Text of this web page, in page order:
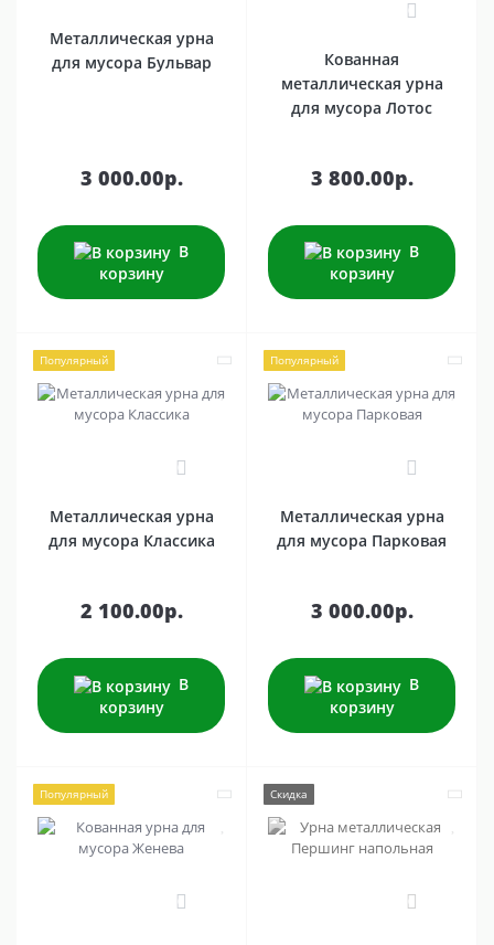
Металлическая урна
для мусора Бульвар
3 000.00р.
В
корзину
0
Кованная
металлическая урна
для мусора Лотос
3 800.00р.
В
корзину
Популярный
Металлическая урна
для мусора Классика
2 100.00р.
В
корзину
Популярный
Металлическая урна
для мусора Парковая
3 000.00р.
В
корзину
Популярный Скидка